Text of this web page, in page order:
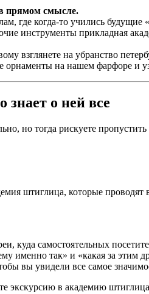
прямом смысле.
где когда-то учились
инструменты прикладная
взглянете на убранство
орнаменты на нашем фарфоре и
о ней все
но тогда рискуете пропустить
штиглица, которые
куда самостоятельных
именно так» и «какая за этим
вы увидели все самое
экскурсию в академию